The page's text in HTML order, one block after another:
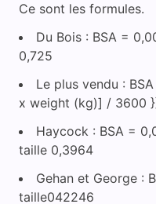
Ce sont les formules.
Du Bois : BSA =
0,725
Le plus vendu :
x weight (kg)] / 3600
Haycock : BSA =
taille 0,3964
Gehan et George :
taille042246